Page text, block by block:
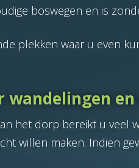
boswegen en is
plekken waar u even
wandelingen
het dorp bereikt u
willen maken. Indien